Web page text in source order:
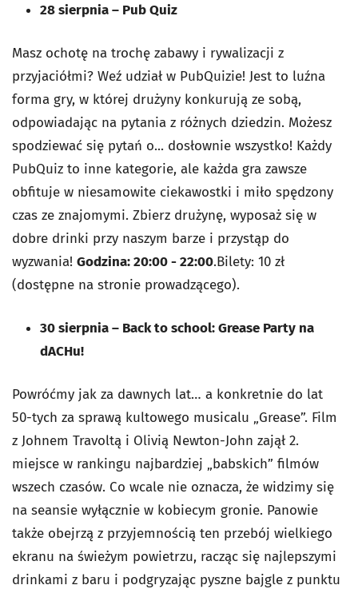
28 sierpnia – Pub Quiz
Masz ochotę na trochę zabawy i rywalizacji z
przyjaciółmi? Weź udział w PubQuizie! Jest to luźna
forma gry, w której drużyny konkurują ze sobą,
odpowiadając na pytania z różnych dziedzin. Możesz
spodziewać się pytań o... dosłownie wszystko! Każdy
PubQuiz to inne kategorie, ale każda gra zawsze
obfituje w niesamowite ciekawostki i miło spędzony
czas ze znajomymi. Zbierz drużynę, wyposaż się w
dobre drinki przy naszym barze i przystąp do
wyzwania! Godzina: 20:00 - 22:00.Bilety: 10 zł
(dostępne na stronie prowadzącego).
30 sierpnia – Back to school: Grease Party na
dACHu!
Powróćmy jak za dawnych lat… a konkretnie do lat
50-tych za sprawą kultowego musicalu „Grease”. Film
z Johnem Travoltą i Olivią Newton-John zajął 2.
miejsce w rankingu najbardziej „babskich” filmów
wszech czasów. Co wcale nie oznacza, że widzimy się
na seansie wyłącznie w kobiecym gronie. Panowie
także obejrzą z przyjemnością ten przebój wielkiego
ekranu na świeżym powietrzu, racząc się najlepszymi
drinkami z baru i podgryzając pyszne bajgle z punktu